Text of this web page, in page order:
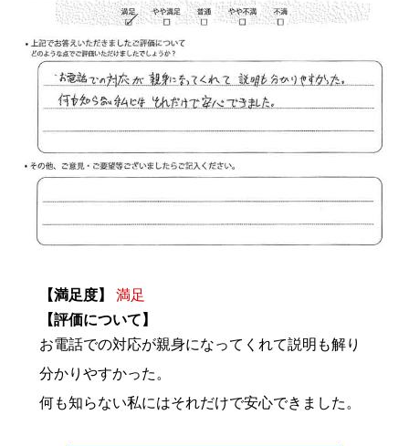
【満足度】
満足
【評価について】
お電話での対応が親身になってくれて説明も解り
分かりやすかった。
何も知らない私にはそれだけで安心できました。